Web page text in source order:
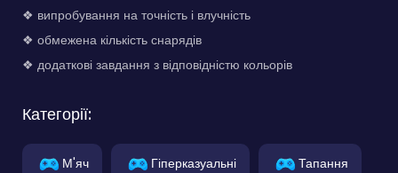
❖ випробування на точність і влучність
❖ обмежена кількість снарядів
❖ додаткові завдання з відповідністю кольорів
Категорії:
М'яч Гіперказуальні Тапання